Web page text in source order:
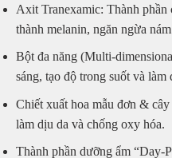
Axit Tranexamic: Thành
thành melanin, ngăn ngừa
Bột đa năng (Multi-
sáng, tạo độ trong suốt và làm
Chiết xuất hoa mẫu đơn &
làm dịu da và chống oxy hóa.
Thành phần dưỡng ẩm “Day-